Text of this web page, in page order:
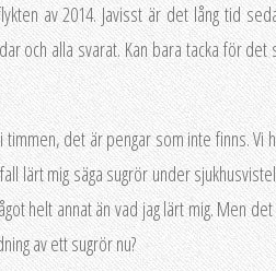
av 2014. Javisst är det lång tid
och alla svarat. Kan bara tacka för det
det är pengar som inte finns. Vi
lärt mig säga sugrör under
helt annat än vad jag lärt mig. Men
av ett sugrör nu?